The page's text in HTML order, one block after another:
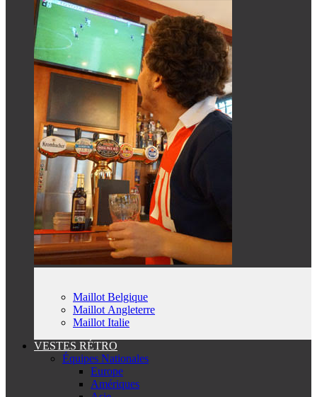
Maillot Belgique
Maillot Angleterre
Maillot Italie
VESTES RÉTRO
Équipes Nationales
Europe
Amériques